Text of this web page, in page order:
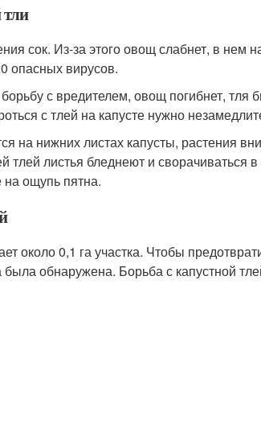
сок. Из-за этого овощ слабнет, в
опасных вирусов.
с вредителем, овощ погибнет, тля
с тлей на капусте нужно
на нижних листах капусты, растения
листья бледнеют и сворачиваться в
ощупь пятна.
около 0,1 га участка. Чтобы
была обнаружена. Борьба с капустной